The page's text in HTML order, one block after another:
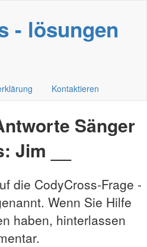
- lösungen
Kontaktieren
Sänger
Jim __
die CodyCross-Frage -
Wenn Sie Hilfe
haben, hinterlassen